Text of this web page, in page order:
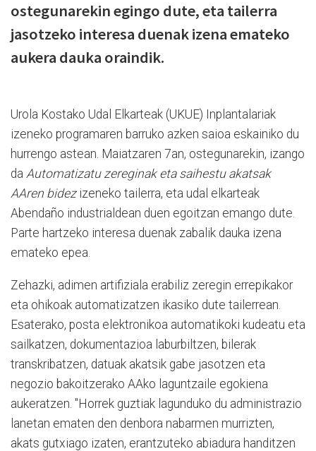
ostegunarekin egingo dute, eta tailerra
jasotzeko interesa duenak izena emateko
aukera dauka oraindik.
Urola Kostako Udal Elkarteak (UKUE) Inplantalariak
izeneko programaren barruko azken saioa eskainiko du
hurrengo astean. Maiatzaren 7an, ostegunarekin, izango
da Automatizatu zereginak eta saihestu akatsak
AAren bidezizeneko tailerra, eta udal elkarteak
Abendaño industrialdean duen egoitzan emango dute.
Parte hartzeko interesa duenak zabalik dauka izena
emateko epea.
Zehazki, adimen artifiziala erabiliz zeregin errepikakor
eta ohikoak automatizatzen ikasiko dute tailerrean.
Esaterako, posta elektronikoa automatikoki kudeatu eta
sailkatzen, dokumentazioa laburbiltzen, bilerak
transkribatzen, datuak akatsik gabe jasotzen eta
negozio bakoitzerako AAko laguntzaile egokiena
aukeratzen. "Horrek guztiak lagunduko du administrazio
lanetan ematen den denbora nabarmen murrizten,
akats gutxiago izaten, erantzuteko abiadura handitzen